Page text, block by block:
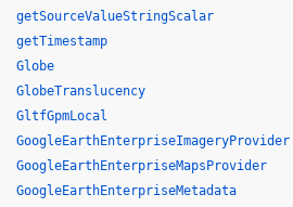
getSourceValueStringScalar
getTimestamp
Globe
GlobeTranslucency
GltfGpmLocal
GoogleEarthEnterpriseImageryProvider
GoogleEarthEnterpriseMapsProvider
GoogleEarthEnterpriseMetadata